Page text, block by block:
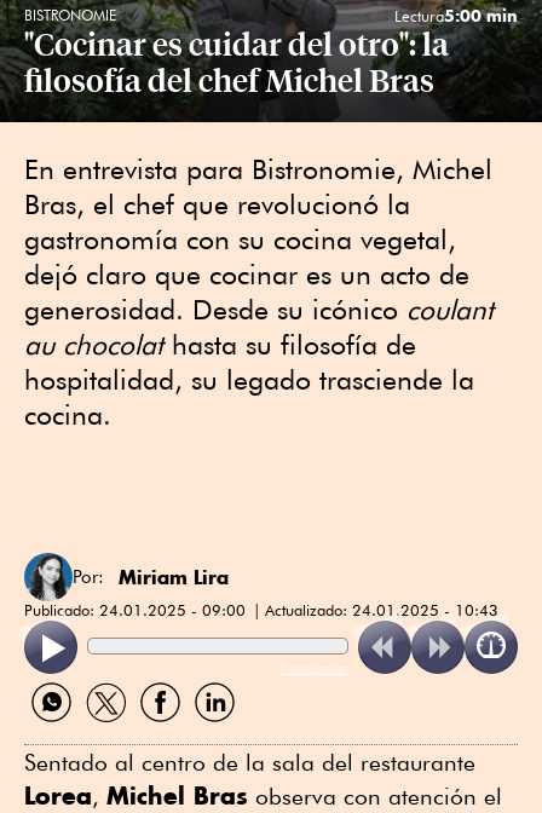
BISTRONOMIE Lectura5:00 min
"Cocinar es cuidar del otro": la
filosofía del chef Michel Bras
En entrevista para Bistronomie, Michel
Bras, el chef que revolucionó la
gastronomía con su cocina vegetal,
dejó claro que cocinar es un acto de
generosidad. Desde su icónico coulant
au chocolat hasta su filosofía de
hospitalidad, su legado trasciende la
cocina.
Por: Miriam Lira
Publicado: 24.01.2025 - 09:00 Actualizado: 24.01.2025 - 10:43
ReadSpeaker
Compartir
por
Compartir
por
Compartir
por
Compartir
por
Sentado al centro de la sala del restaurante
Lorea, Michel Bras observa con atención el